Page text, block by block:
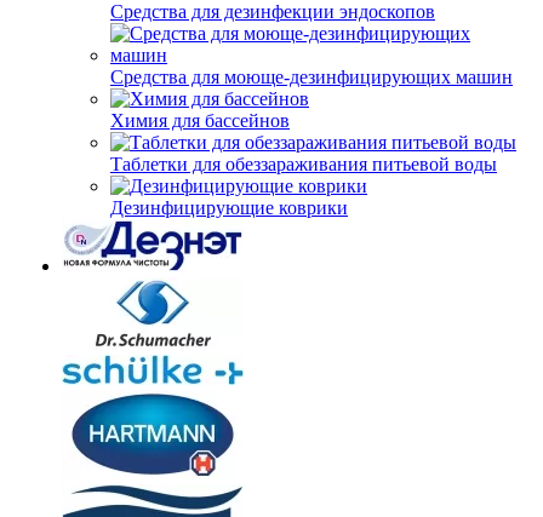
Средства для дезинфекции эндоскопов
Средства для моюще-дезинфицирующих машин
Химия для бассейнов
Таблетки для обеззараживания питьевой воды
Дезинфицирующие коврики